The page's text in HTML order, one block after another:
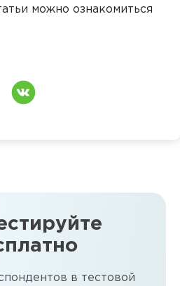
можно ознакомиться
в тестовой